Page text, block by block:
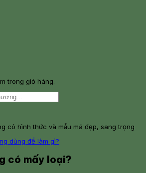
trong giỏ hàng.
có hình thức và mẫu mã đẹp, sang trọng
dùng để làm gì?
có mấy loại?